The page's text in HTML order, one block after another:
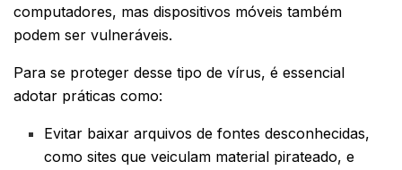
computadores, mas dispositivos móveis também
podem ser vulneráveis.
Para se proteger desse tipo de vírus, é essencial
adotar práticas como:
Evitar baixar arquivos de fontes desconhecidas,
como sites que veiculam material pirateado, e